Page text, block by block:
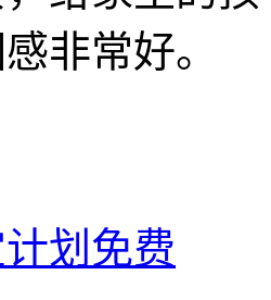
非常好。
划免费